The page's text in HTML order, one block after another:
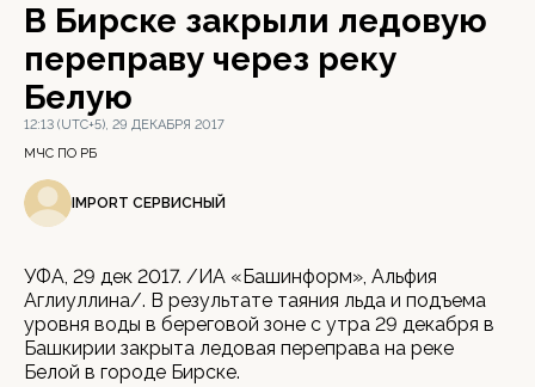
В Бирске закрыли ледовую
переправу через реку
Белую
12:13 (UTC+5), 29 ДЕКАБРЯ 2017
МЧС ПО РБ
IMPORT СЕРВИСНЫЙ
УФА, 29 дек 2017. /ИА «Башинформ», Альфия
Аглиуллина/. В результате таяния льда и подъема
уровня воды в береговой зоне с утра 29 декабря в
Башкирии закрыта ледовая переправа на реке
Белой в городе Бирске.